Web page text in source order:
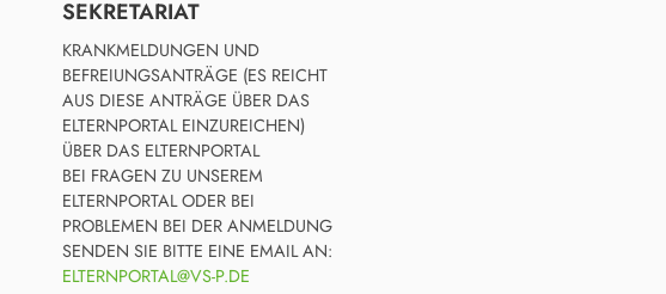
SEKRETARIAT
KRANKMELDUNGEN UND
BEFREIUNGSANTRÄGE (ES REICHT
AUS DIESE ANTRÄGE ÜBER DAS
ELTERNPORTAL EINZUREICHEN)
ÜBER DAS ELTERNPORTAL
BEI FRAGEN ZU UNSEREM
ELTERNPORTAL ODER BEI
PROBLEMEN BEI DER ANMELDUNG
SENDEN SIE BITTE EINE EMAIL AN:
ELTERNPORTAL@VS-P.DE